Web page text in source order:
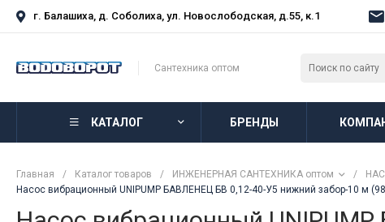
г. Балашиха, д. Соболиха, ул. Новослободская, д.55, к.1
Сантехника оптом
КАТАЛОГ БРЕНДЫ
Главная / Каталог товаров / ИНЖЕНЕРНАЯ САНТЕХНИКА оптом /
Насос вибрационный UNIPUMP БАВЛЕНЕЦ БВ 0,12-40-У5 нижний забор-10 м